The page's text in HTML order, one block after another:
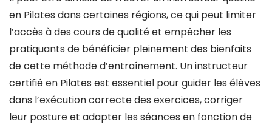
en Pilates dans certaines régions, ce qui peut limiter
l’accès à des cours de qualité et empêcher les
pratiquants de bénéficier pleinement des bienfaits
de cette méthode d’entraînement. Un instructeur
certifié en Pilates est essentiel pour guider les élèves
dans l’exécution correcte des exercices, corriger
leur posture et adapter les séances en fonction de